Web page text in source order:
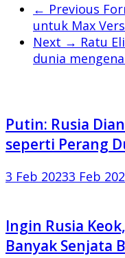
← Previous
untuk Max
Next → Ratu
dunia
Putin: Rusia
seperti Perang
3 Feb 20233 Feb
Ingin Rusia
Banyak Senjata